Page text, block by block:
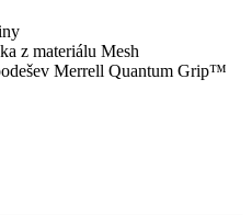
z materiálu Mesh
Merrell Quantum Grip™